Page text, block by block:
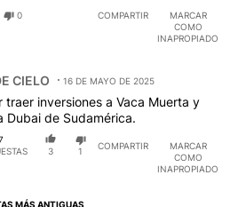
0 COMPARTIR
MARCAR
COMO
INAPROPIADO
DE CIELO.
CIELO 16 DE MAYO DE 2025
traer inversiones a Vaca Muerta y
Dubai de Sudamérica.
3 1
COMPARTIR
MARCAR
COMO
INAPROPIADO
MÁS ANTIGUAS